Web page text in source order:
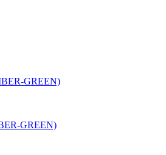
GREEN)
GREEN)